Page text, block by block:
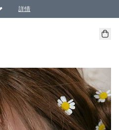
詳情
限 售完即止
量有限 售完即止♫
或以上85 折；買6件或以上8 折
4件HKD 260.00
4件HKD 360.00
4件HKD 180.00
4件HKD 320.00
4件或以上9 折；買6件或以上85 折；買8件
；買4件或以上減HKD 32.00；買6
4件或以上9 折；買8件或以上85 折；買12
適用於 特定的送貨方式 )